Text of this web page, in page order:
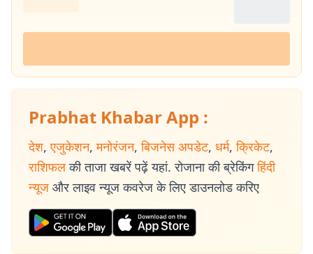
Prabhat Khabar App :
देश, एजुकेशन, मनोरंजन, बिजनेस अपडेट, धर्म, क्रिकेट,
राशिफल की ताजा खबरें पढ़ें यहां. रोजाना की ब्रेकिंग हिंदी
न्यूज और लाइव न्यूज कवरेज के लिए डाउनलोड करिए